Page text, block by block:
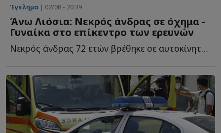
Έγκλημα | 02/08 - 20:39
Άνω Λιόσια: Νεκρός άνδρας σε όχημα -
Γυναίκα στο επίκεντρο των ερευνών
Νεκρός άνδρας 72 ετών βρέθηκε σε αυτοκίνητο στα Άνω Λ...